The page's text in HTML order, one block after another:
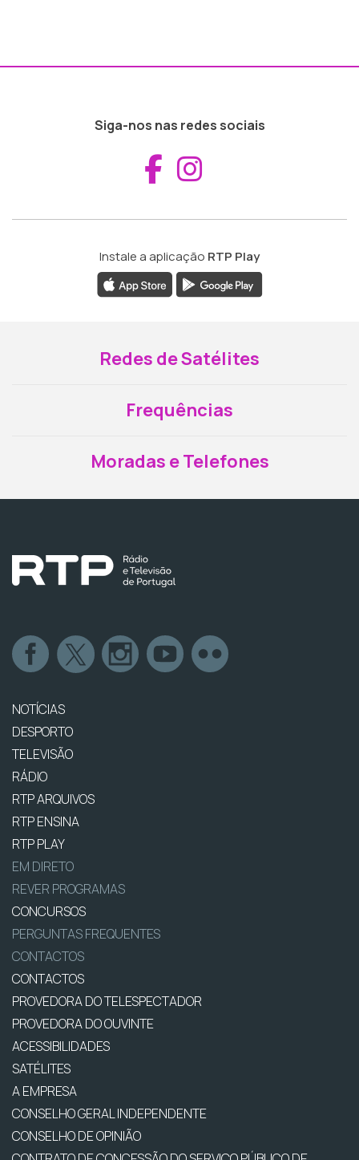
Siga-nos nas redes sociais
Aceder ao
Instale a aplicação RTP Play
Redes de Satélites
Frequências
Moradas e Telefones
NOTÍCIAS
DESPORTO
TELEVISÃO
RÁDIO
RTP ARQUIVOS
RTP ENSINA
RTP PLAY
EM DIRETO
REVER PROGRAMAS
CONCURSOS
PERGUNTAS FREQUENTES
CONTACTOS
CONTACTOS
PROVEDORA DO TELESPECTADOR
PROVEDORA DO OUVINTE
ACESSIBILIDADES
SATÉLITES
A EMPRESA
CONSELHO GERAL INDEPENDENTE
CONSELHO DE OPINIÃO